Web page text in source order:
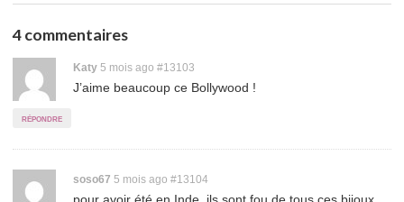
4 commentaires
Katy 5 mois ago Permalink
to
#13103
J’aime beaucoup ce Bollywood !
répondre
soso67 5 mois ago Permalink
to
#13104